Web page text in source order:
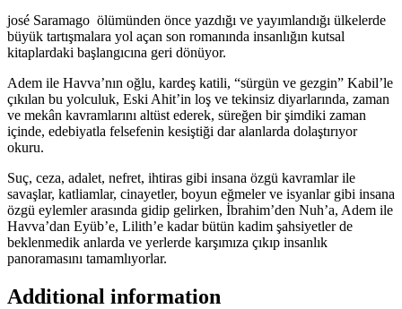
josé Saramago ölümünden önce yazdığı ve yayımlandığı ülkelerde
büyük tartışmalara yol açan son romanında insanlığın kutsal
kitaplardaki başlangıcına geri dönüyor.
Adem ile Havva’nın oğlu, kardeş katili, “sürgün ve gezgin” Kabil’le
çıkılan bu yolculuk, Eski Ahit’in loş ve tekinsiz diyarlarında, zaman
ve mekân kavramlarını altüst ederek, süreğen bir şimdiki zaman
içinde, edebiyatla felsefenin kesiştiği dar alanlarda dolaştırıyor
okuru.
Suç, ceza, adalet, nefret, ihtiras gibi insana özgü kavramlar ile
savaşlar, katliamlar, cinayetler, boyun eğmeler ve isyanlar gibi insana
özgü eylemler arasında gidip gelirken, İbrahim’den Nuh’a, Adem ile
Havva’dan Eyüb’e, Lilith’e kadar bütün kadim şahsiyetler de
beklenmedik anlarda ve yerlerde karşımıza çıkıp insanlık
panoramasını tamamlıyorlar.
Additional information